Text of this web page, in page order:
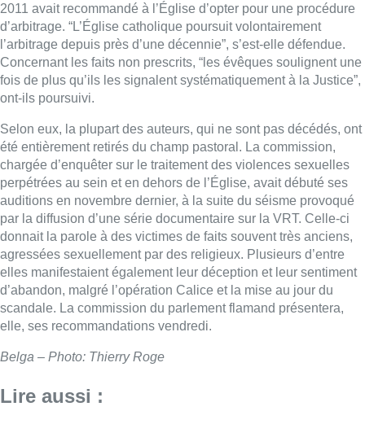
2011 avait recommandé à l’Église d’opter pour une procédure
d’arbitrage. “L’Église catholique poursuit volontairement
l’arbitrage depuis près d’une décennie”, s’est-elle défendue.
Concernant les faits non prescrits, “les évêques soulignent une
fois de plus qu’ils les signalent systématiquement à la Justice”,
ont-ils poursuivi.
Selon eux, la plupart des auteurs, qui ne sont pas décédés, ont
été entièrement retirés du champ pastoral. La commission,
chargée d’enquêter sur le traitement des violences sexuelles
perpétrées au sein et en dehors de l’Église, avait débuté ses
auditions en novembre dernier, à la suite du séisme provoqué
par la diffusion d’une série documentaire sur la VRT. Celle-ci
donnait la parole à des victimes de faits souvent très anciens,
agressées sexuellement par des religieux. Plusieurs d’entre
elles manifestaient également leur déception et leur sentiment
d’abandon, malgré l’opération Calice et la mise au jour du
scandale. La commission du parlement flamand présentera,
elle, ses recommandations vendredi.
Belga – Photo: Thierry Roge
Lire aussi :